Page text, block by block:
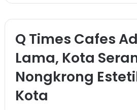
Q Times Cafes
Lama, Kota
Nongkrong
Kota